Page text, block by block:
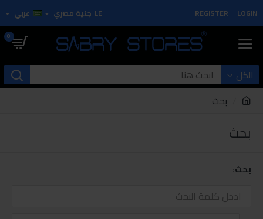
LOGIN
REGISTER
LE جنية مصري عربي
0
الكل
بحث
بحث
بحث: